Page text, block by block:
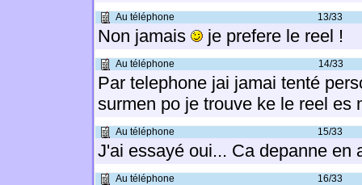
Au téléphone 13/33
Non jamais je prefere le reel !
Au téléphone 14/33
Par telephone jai jamai tenté
surmen po je trouve ke le reel es
Au téléphone 15/33
J'ai essayé oui... Ca depanne en
Au téléphone 16/33